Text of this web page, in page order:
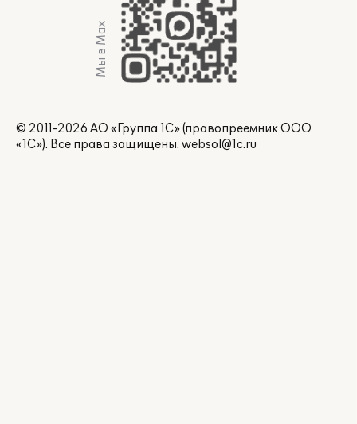
Мы в Max
© 2011-2026 АО «Группа 1С» (правопреемник ООО
«1С»). Все права защищены. websol@1c.ru